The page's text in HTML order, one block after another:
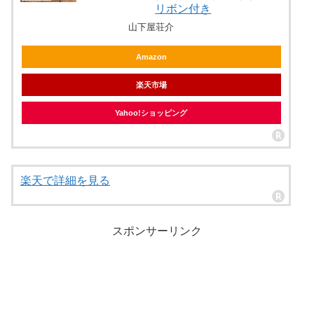
リボン付き
山下屋荘介
Amazon
楽天市場
Yahoo!ショッピング
楽天で詳細を見る
スポンサーリンク